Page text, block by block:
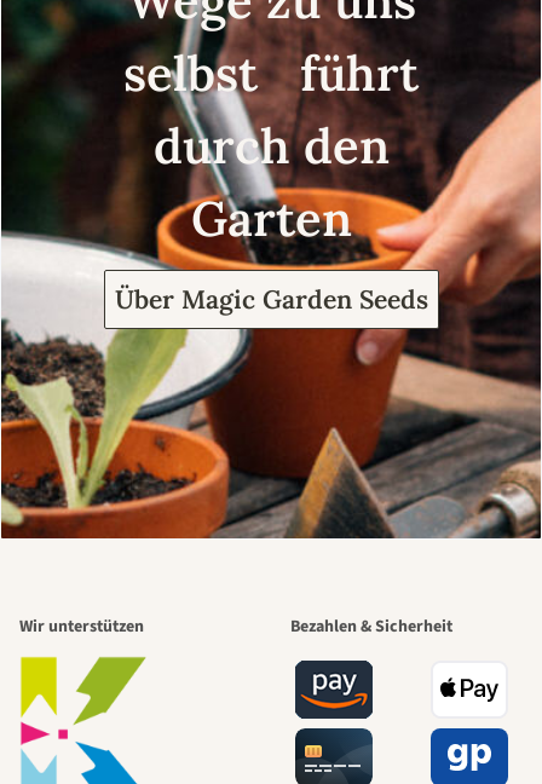
selbst führt
durch den
Garten
Über Magic Garden Seeds
Wir unterstützen Bezahlen & Sicherheit